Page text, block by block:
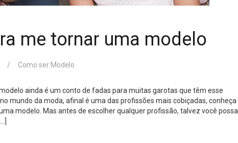
me tornar uma modelo
Como ser Modelo
ainda é um conto de fadas para muitas garotas que têm esse
mundo da moda, afinal é uma das profissões mais cobiçadas, conheça
modelo. Mas antes de escolher qualquer profissão, talvez você possa